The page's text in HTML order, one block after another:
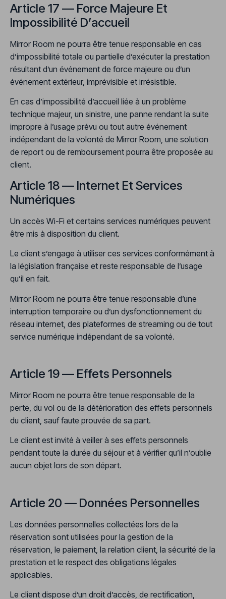
Article 17 — Force Majeure Et
Impossibilité D’accueil
Mirror Room ne pourra être tenue responsable en cas
d’impossibilité totale ou partielle d’exécuter la prestation
résultant d’un événement de force majeure ou d’un
événement extérieur, imprévisible et irrésistible.
En cas d’impossibilité d’accueil liée à un problème
technique majeur, un sinistre, une panne rendant la suite
impropre à l’usage prévu ou tout autre événement
indépendant de la volonté de Mirror Room, une solution
de report ou de remboursement pourra être proposée au
client.
Article 18 — Internet Et Services
Numériques
Un accès Wi-Fi et certains services numériques peuvent
être mis à disposition du client.
Le client s’engage à utiliser ces services conformément à
la législation française et reste responsable de l’usage
qu’il en fait.
Mirror Room ne pourra être tenue responsable d’une
interruption temporaire ou d’un dysfonctionnement du
réseau internet, des plateformes de streaming ou de tout
service numérique indépendant de sa volonté.
Article 19 — Effets Personnels
Mirror Room ne pourra être tenue responsable de la
perte, du vol ou de la détérioration des effets personnels
du client, sauf faute prouvée de sa part.
Le client est invité à veiller à ses effets personnels
pendant toute la durée du séjour et à vérifier qu’il n’oublie
aucun objet lors de son départ.
Article 20 — Données Personnelles
Les données personnelles collectées lors de la
réservation sont utilisées pour la gestion de la
réservation, le paiement, la relation client, la sécurité de la
prestation et le respect des obligations légales
applicables.
Le client dispose d’un droit d’accès, de rectification,